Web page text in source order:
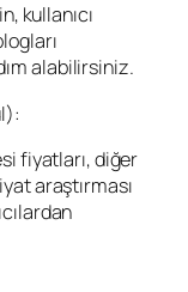
kullanıcı
alabilirsiniz.
fiyatları, diğer
araştırması